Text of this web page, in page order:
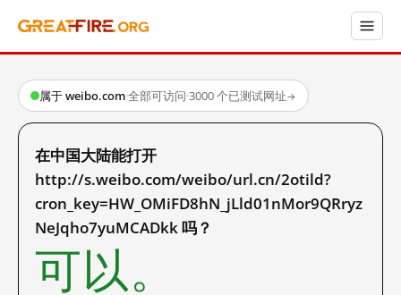
属于 weibo.com·全部可访问·3000 个已测试网址→
在中国大陆能打开
http://s.weibo.com/weibo/url.cn/2otild?
cron_key=HW_OMiFD8hN_jLld01nMor9QRryz
NeJqho7yuMCADkk 吗？
可以。